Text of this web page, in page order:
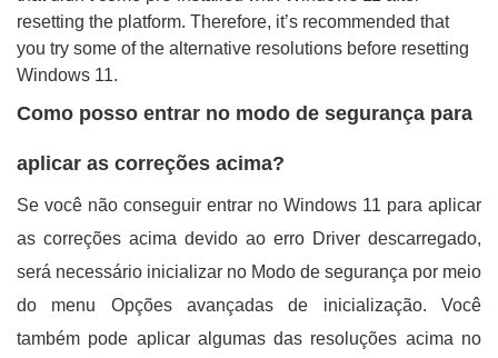
resetting the platform. Therefore, it’s recommended that
you try some of the alternative resolutions before resetting
Windows 11.
Como posso entrar no modo de segurança para
aplicar as correções acima?
Se você não conseguir entrar no Windows 11 para aplicar
as correções acima devido ao erro Driver descarregado,
será necessário inicializar no Modo de segurança por meio
do menu Opções avançadas de inicialização. Você
também pode aplicar algumas das resoluções acima no